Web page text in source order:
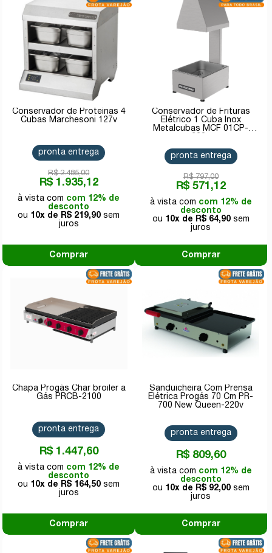
Conservador de Proteínas 4
Cubas Marchesoni 127v
R$ 1.935,12
com 12% de
desconto
R$ 2.485,00
10x de R$ 219,90
pronta entrega
Comprar
Conservador de Frituras
Elétrico 1 Cuba Inox
Metalcubas MCF 01CP-
R$ 571,12
com 12% de
desconto
R$ 797,00
10x de R$ 64,90
pronta entrega
Comprar
Chapa Progás Char broiler a
Gás PRCB-2100
R$ 1.447,60
com 12% de
desconto
10x de
R$ 164,50
pronta entrega
Comprar
Sanduicheira Com Prensa
Elétrica Progás 70 Cm PR-
700 New Queen-220v
R$ 809,60
com 12% de
desconto
10x de
R$ 92,00
pronta entrega
Comprar